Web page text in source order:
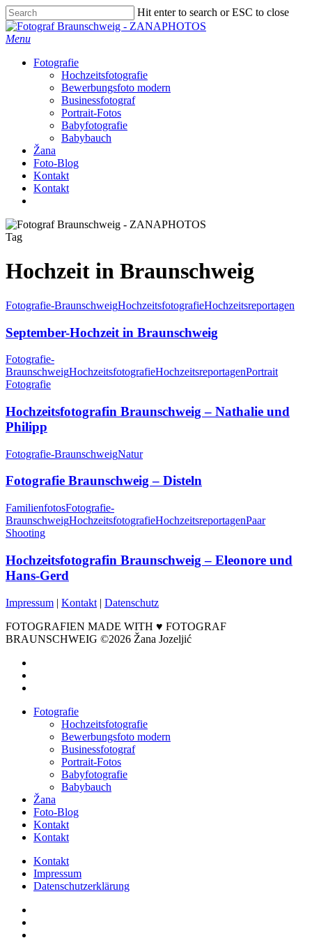
Skip
to
main
Hit enter to search or ESC to close
Close
Search
Menu
Fotografie
Hochzeitsfotografie
Bewerbungsfoto modern
Businessfotograf
Portrait-Fotos
Babyfotografie
Babybauch
Žana
Foto-Blog
Kontakt
Kontakt
Tag
Hochzeit in Braunschweig
Fotografie-BraunschweigHochzeitsfotografieHochzeitsreportagen
September-Hochzeit in Braunschweig
Fotografie-
BraunschweigHochzeitsfotografieHochzeitsreportagenPortrait
Fotografie
Hochzeitsfotografin Braunschweig – Nathalie und
Philipp
Fotografie-BraunschweigNatur
Fotografie Braunschweig – Disteln
FamilienfotosFotografie-
BraunschweigHochzeitsfotografieHochzeitsreportagenPaar
Shooting
Hochzeitsfotografin Braunschweig – Eleonore und
Hans-Gerd
Impressum | Kontakt | Datenschutz
FOTOGRAFIEN MADE WITH ♥ FOTOGRAF
BRAUNSCHWEIG ©2026 Žana Jozeljić
Close
Fotografie
Hochzeitsfotografie
Bewerbungsfoto modern
Businessfotograf
Portrait-Fotos
Babyfotografie
Babybauch
Žana
Foto-Blog
Kontakt
Kontakt
Kontakt
Impressum
Datenschutzerklärung